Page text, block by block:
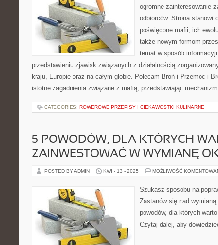
ogromne zainteresowanie
odbiorców. Strona stanowi
poświęcone mafii, ich
także nowym formom
temat w sposób
przedstawieniu zjawisk związanych z działalnością
kraju, Europie oraz na całym globie. Polecam Broń i Przemoc i
istotne zagadnienia związane z mafią, przedstawiając
CATEGORIES: ROWEROWE PRZEPISY I CIEKAWOSTKI KULINARNE
5 POWODÓW, DLA KTÓRYCH
ZAINWESTOWAĆ W WYMIANĘ
POSTED BY ADMIN KWI - 13 - 2025 MOŻLIWOŚĆ
Szukasz sposobu na
Zastanów się nad
powodów, dla których
Czytaj dalej, aby